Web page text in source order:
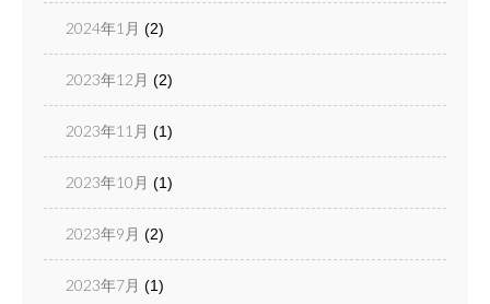
2024年1月 (2)
2023年12月 (2)
2023年11月 (1)
2023年10月 (1)
2023年9月 (2)
2023年7月 (1)